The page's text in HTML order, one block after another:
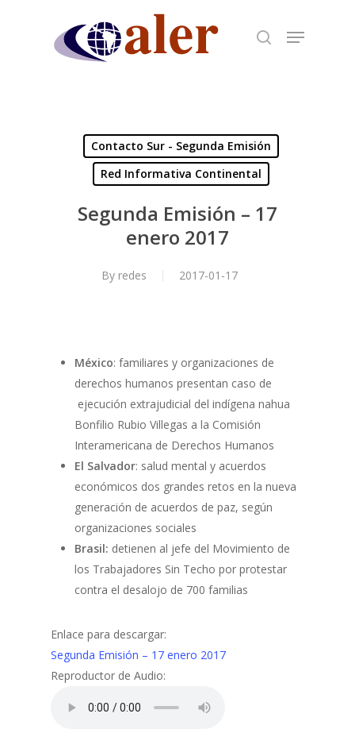
Contacto Sur - Segunda Emisión
Red Informativa Continental
Segunda Emisión – 17
enero 2017
By redes 2017-01-17
México: familiares y organizaciones de
derechos humanos presentan caso de
ejecución extrajudicial del indígena nahua
Bonfilio Rubio Villegas a la Comisión
Interamericana de Derechos Humanos
El Salvador: salud mental y acuerdos
económicos dos grandes retos en la nueva
generación de acuerdos de paz, según
organizaciones sociales
Brasil: detienen al jefe del Movimiento de
los Trabajadores Sin Techo por protestar
contra el desalojo de 700 familias
Enlace para descargar:
Segunda Emisión – 17 enero 2017
Reproductor de Audio: